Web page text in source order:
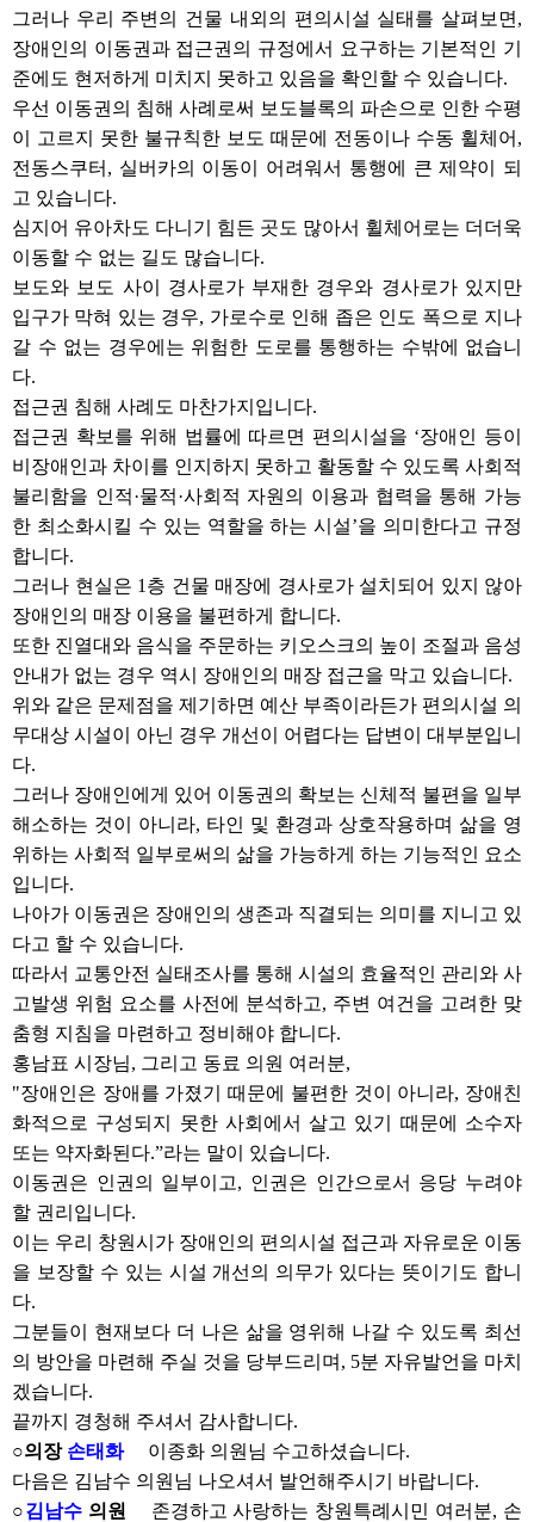
그러나 우리 주변의 건물 내외의 편의시설 실태를 살펴보면,
장애인의 이동권과 접근권의 규정에서 요구하는 기본적인 기
준에도 현저하게 미치지 못하고 있음을 확인할 수 있습니다.
우선 이동권의 침해 사례로써 보도블록의 파손으로 인한 수평
이 고르지 못한 불규칙한 보도 때문에 전동이나 수동 휠체어,
전동스쿠터, 실버카의 이동이 어려워서 통행에 큰 제약이 되
고 있습니다.
심지어 유아차도 다니기 힘든 곳도 많아서 휠체어로는 더더욱
이동할 수 없는 길도 많습니다.
보도와 보도 사이 경사로가 부재한 경우와 경사로가 있지만
입구가 막혀 있는 경우, 가로수로 인해 좁은 인도 폭으로 지나
갈 수 없는 경우에는 위험한 도로를 통행하는 수밖에 없습니
다.
접근권 침해 사례도 마찬가지입니다.
접근권 확보를 위해 법률에 따르면 편의시설을 ‘장애인 등이
비장애인과 차이를 인지하지 못하고 활동할 수 있도록 사회적
불리함을 인적·물적·사회적 자원의 이용과 협력을 통해 가능
한 최소화시킬 수 있는 역할을 하는 시설’을 의미한다고 규정
합니다.
그러나 현실은 1층 건물 매장에 경사로가 설치되어 있지 않아
장애인의 매장 이용을 불편하게 합니다.
또한 진열대와 음식을 주문하는 키오스크의 높이 조절과 음성
안내가 없는 경우 역시 장애인의 매장 접근을 막고 있습니다.
위와 같은 문제점을 제기하면 예산 부족이라든가 편의시설 의
무대상 시설이 아닌 경우 개선이 어렵다는 답변이 대부분입니
다.
그러나 장애인에게 있어 이동권의 확보는 신체적 불편을 일부
해소하는 것이 아니라, 타인 및 환경과 상호작용하며 삶을 영
위하는 사회적 일부로써의 삶을 가능하게 하는 기능적인 요소
입니다.
나아가 이동권은 장애인의 생존과 직결되는 의미를 지니고 있
다고 할 수 있습니다.
따라서 교통안전 실태조사를 통해 시설의 효율적인 관리와 사
고발생 위험 요소를 사전에 분석하고, 주변 여건을 고려한 맞
춤형 지침을 마련하고 정비해야 합니다.
홍남표 시장님, 그리고 동료 의원 여러분,
"장애인은 장애를 가졌기 때문에 불편한 것이 아니라, 장애친
화적으로 구성되지 못한 사회에서 살고 있기 때문에 소수자
또는 약자화된다.”라는 말이 있습니다.
이동권은 인권의 일부이고, 인권은 인간으로서 응당 누려야
할 권리입니다.
이는 우리 창원시가 장애인의 편의시설 접근과 자유로운 이동
을 보장할 수 있는 시설 개선의 의무가 있다는 뜻이기도 합니
다.
그분들이 현재보다 더 나은 삶을 영위해 나갈 수 있도록 최선
의 방안을 마련해 주실 것을 당부드리며, 5분 자유발언을 마치
겠습니다.
끝까지 경청해 주셔서 감사합니다.
○의장 손태화
이종화 의원님 수고하셨습니다.
다음은 김남수 의원님 나오셔서 발언해주시기 바랍니다.
○김남수의원
존경하고 사랑하는 창원특례시민 여러분, 손